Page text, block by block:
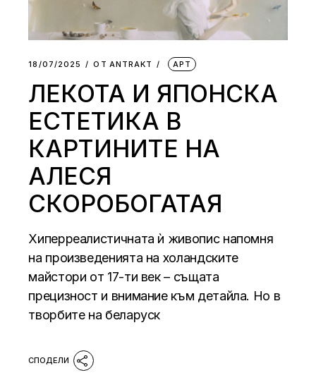
18/07/2025 ОТ АNTRAKT АРТ
ЛЕКОТА И ЯПОНСКА
ЕСТЕТИКА В
КАРТИНИТЕ НА
АЛЕСЯ
СКОРОБОГАТАЯ
Хиперреалистичната ѝ живопис напомня
на произведенията на холандските
майстори от 17-ти век – същата
прецизност и внимание към детайла. Но в
творбите на беларуск